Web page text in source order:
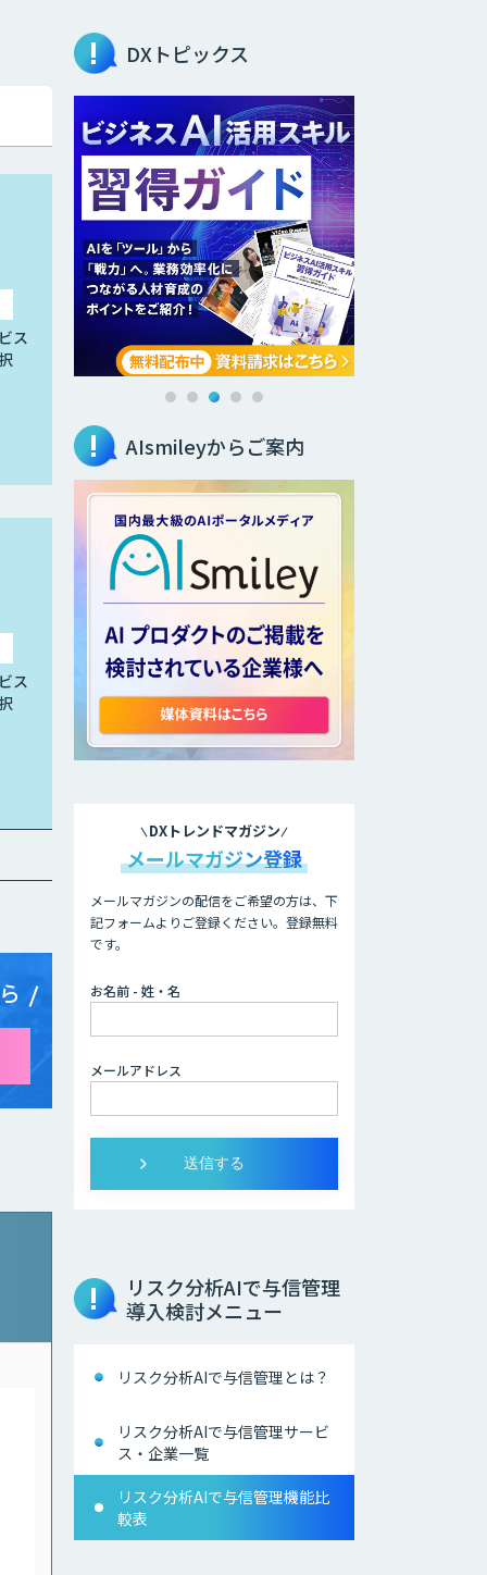
ス
ス
DXトピックス
AIsmileyからご案内
DXトレンドマガジン
メールマガジン登録
メールマガジンの配信をご希望の方は、下
記フォームよりご登録ください。登録無料
です。
お名前 - 姓・名
メールアドレス
リスク分析AIで与信管理
導入検討メニュー
リスク分析AIで与信管理とは？
リスク分析AIで与信管理サービ
ス・企業一覧
リスク分析AIで与信管理機能比
較表